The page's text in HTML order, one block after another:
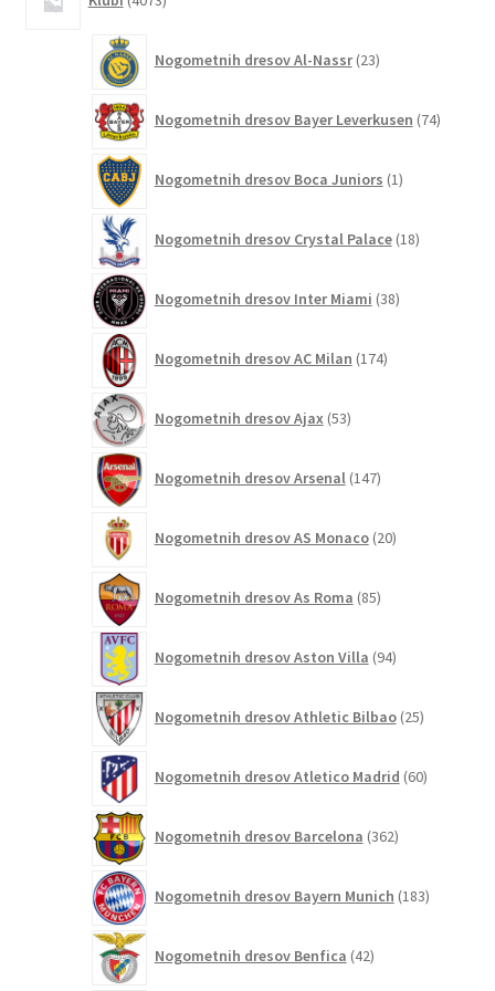
izdelkov
Nogometnih dresov Al-Nassr 23izdelkov
Nogometnih dresov Bayer Leverkusen 74izdelkov
Nogometnih dresov Boca Juniors 1izdelek
Nogometnih dresov Crystal Palace 18izdelkov
Nogometnih dresov Inter Miami 38izdelkov
Nogometnih dresov AC Milan 174izdelkov
Nogometnih dresov Ajax 53izdelkov
Nogometnih dresov Arsenal 147izdelkov
Nogometnih dresov AS Monaco 20izdelkov
Nogometnih dresov As Roma 85izdelkov
Nogometnih dresov Aston Villa 94izdelkov
Nogometnih dresov Athletic Bilbao 25izdelkov
Nogometnih dresov Atletico Madrid 60izdelkov
Nogometnih dresov Barcelona 362izdelkov
Nogometnih dresov Bayern Munich 183izdelkov
Nogometnih dresov Benfica 42izdelkov